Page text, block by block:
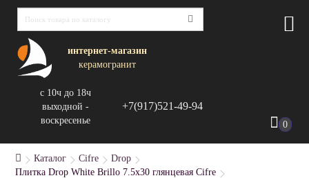
интернет-магазин
керамогранит
с 10ч до 18ч
выходной -
воскресенье
+7(917)521-49-94
0
Каталог Cifre
Drop
Плитка Drop White Brillo 7.5х30 глянцевая Cifre